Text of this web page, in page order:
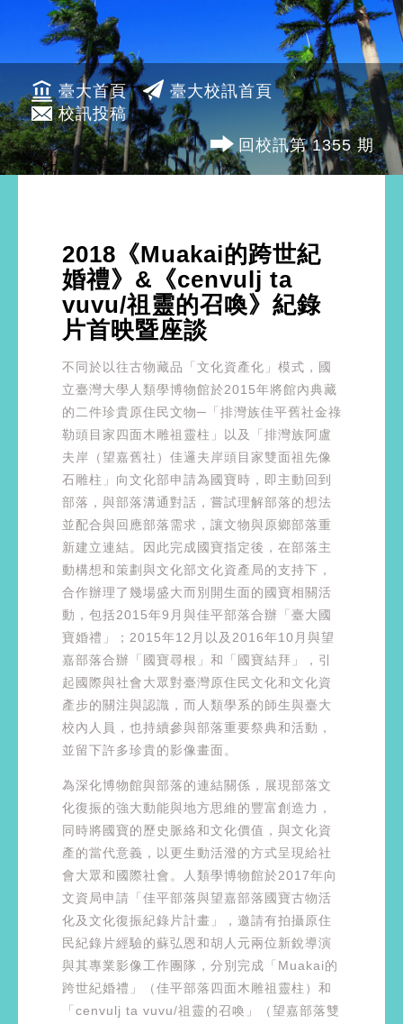
臺大首頁
臺大校訊首頁
校訊投稿
回校訊第 1355 期
2018《Muakai的跨世紀
婚禮》&《cenvulj ta
vuvu/祖靈的召喚》紀錄
片首映暨座談
不同於以往古物藏品「文化資產化」模式，國
立臺灣大學人類學博物館於2015年將館內典藏
的二件珍貴原住民文物─「排灣族佳平舊社金祿
勒頭目家四面木雕祖靈柱」以及「排灣族阿盧
夫岸（望嘉舊社）佳邏夫岸頭目家雙面祖先像
石雕柱」向文化部申請為國寶時，即主動回到
部落，與部落溝通對話，嘗試理解部落的想法
並配合與回應部落需求，讓文物與原鄉部落重
新建立連結。因此完成國寶指定後，在部落主
動構想和策劃與文化部文化資產局的支持下，
合作辦理了幾場盛大而別開生面的國寶相關活
動，包括2015年9月與佳平部落合辦「臺大國
寶婚禮」；2015年12月以及2016年10月與望
嘉部落合辦「國寶尋根」和「國寶結拜」，引
起國際與社會大眾對臺灣原住民文化和文化資
產步的關注與認識，而人類學系的師生與臺大
校內人員，也持續參與部落重要祭典和活動，
並留下許多珍貴的影像畫面。
為深化博物館與部落的連結關係，展現部落文
化復振的強大動能與地方思維的豐富創造力，
同時將國寶的歷史脈絡和文化價值，與文化資
產的當代意義，以更生動活潑的方式呈現給社
會大眾和國際社會。人類學博物館於2017年向
文資局申請「佳平部落與望嘉部落國寶古物活
化及文化復振紀錄片計畫」，邀請有拍攝原住
民紀錄片經驗的蘇弘恩和胡人元兩位新銳導演
與其專業影像工作團隊，分別完成「Muakai的
跨世紀婚禮」（佳平部落四面木雕祖靈柱）和
「cenvulj ta vuvu/祖靈的召喚」（望嘉部落雙